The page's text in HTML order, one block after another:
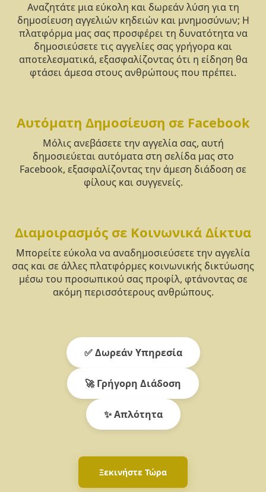
Αναζητάτε μια εύκολη και δωρεάν λύση για τη
δημοσίευση αγγελιών κηδειών και μνημοσύνων; Η
πλατφόρμα μας σας προσφέρει τη δυνατότητα να
δημοσιεύσετε τις αγγελίες σας γρήγορα και
αποτελεσματικά, εξασφαλίζοντας ότι η είδηση θα
φτάσει άμεσα στους ανθρώπους που πρέπει.
Αυτόματη Δημοσίευση σε Facebook
Μόλις ανεβάσετε την αγγελία σας, αυτή
δημοσιεύεται αυτόματα στη σελίδα μας στο
Facebook, εξασφαλίζοντας την άμεση διάδοση σε
φίλους και συγγενείς.
Διαμοιρασμός σε Κοινωνικά Δίκτυα
Μπορείτε εύκολα να αναδημοσιεύσετε την αγγελία
σας και σε άλλες πλατφόρμες κοινωνικής δικτύωσης
μέσω του προσωπικού σας προφίλ, φτάνοντας σε
ακόμη περισσότερους ανθρώπους.
✅ Δωρεάν Υπηρεσία
🚀 Γρήγορη Διάδοση
✨ Απλότητα
Ξεκινήστε Τώρα